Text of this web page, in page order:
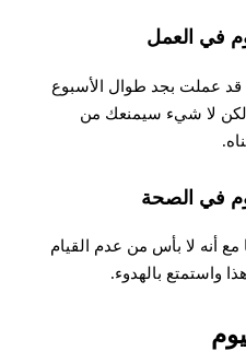
في العمل
قد عملت بجد طوال الأسبوع
لكن لا شيء سيمنعك من
.
في الصحة
مع أنه ​​لا بأس من عدم القيام
واستمتع بالهدوء.